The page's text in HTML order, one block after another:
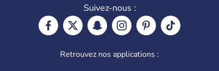
Suivez-nous :
Retrouvez nos applications :